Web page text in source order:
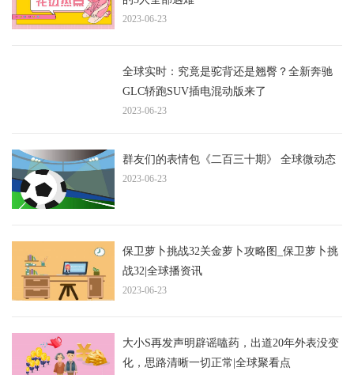
2023-06-23
全球实时：究竟是驼背还是翘臀？全新奔驰
GLC轿跑SUV插电混动版来了
2023-06-23
群友们的表情包《二百三十期》 全球微动态
2023-06-23
保卫萝卜挑战32关金萝卜攻略图_保卫萝卜挑
战32|全球播资讯
2023-06-23
大小S再发声明辟谣嗑药，出道20年外表没变
化，思路清晰一切正常|全球聚看点